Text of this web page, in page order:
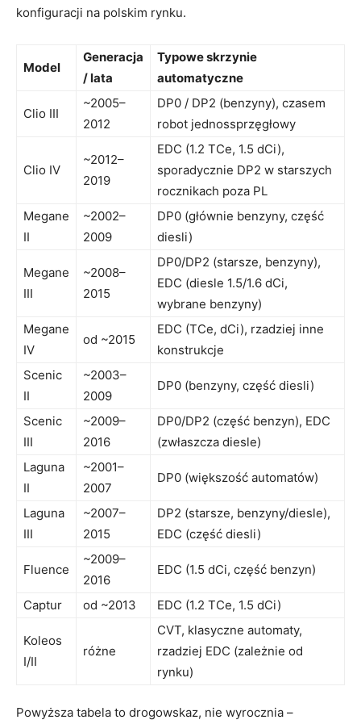
konfiguracji na polskim rynku.
Model
Generacja
/ lata
Typowe skrzynie
automatyczne
Clio III
~2005–
2012
DP0 / DP2 (benzyny), czasem
robot jednossprzęgłowy
Clio IV
~2012–
2019
EDC (1.2 TCe, 1.5 dCi),
sporadycznie DP2 w starszych
rocznikach poza PL
Megane
II
~2002–
2009
DP0 (głównie benzyny, część
diesli)
Megane
III
~2008–
2015
DP0/DP2 (starsze, benzyny),
EDC (diesle 1.5/1.6 dCi,
wybrane benzyny)
Megane
IV
od ~2015
EDC (TCe, dCi), rzadziej inne
konstrukcje
Scenic
II
~2003–
2009
DP0 (benzyny, część diesli)
Scenic
III
~2009–
2016
DP0/DP2 (część benzyn), EDC
(zwłaszcza diesle)
Laguna
II
~2001–
2007
DP0 (większość automatów)
Laguna
III
~2007–
2015
DP2 (starsze, benzyny/diesle),
EDC (część diesli)
Fluence
~2009–
2016
EDC (1.5 dCi, część benzyn)
Captur od ~2013 EDC (1.2 TCe, 1.5 dCi)
Koleos
I/II
różne
CVT, klasyczne automaty,
rzadziej EDC (zależnie od
rynku)
Powyższa tabela to drogowskaz, nie wyrocznia –